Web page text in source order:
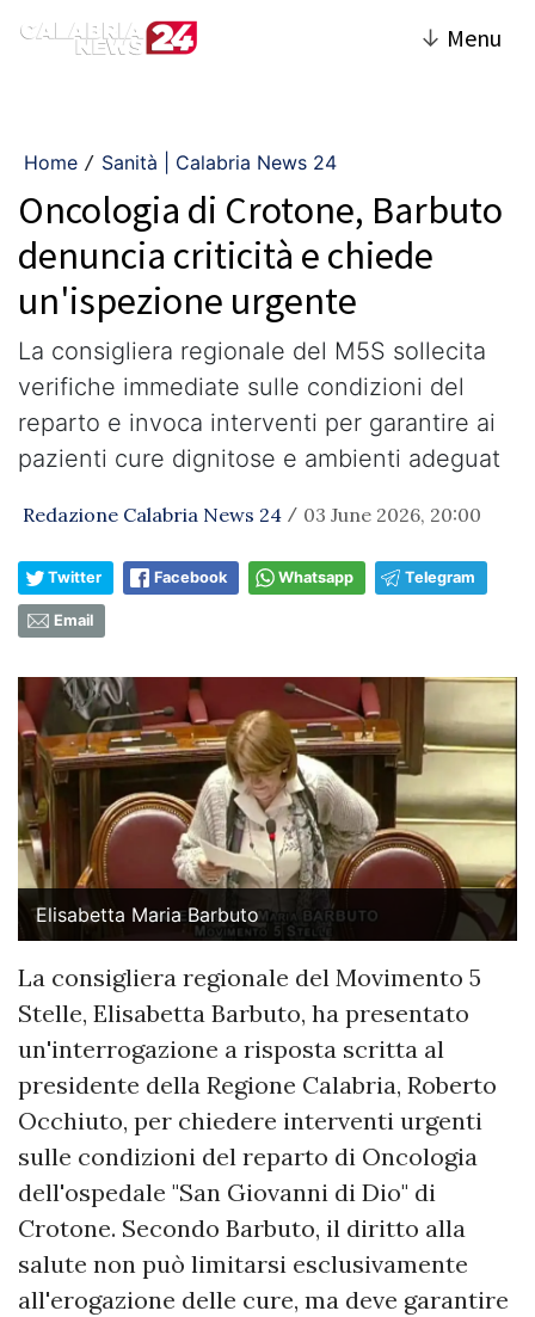
↓ Menu
Home / Sanità | Calabria News 24
Oncologia di Crotone, Barbuto
denuncia criticità e chiede
un'ispezione urgente
La consigliera regionale del M5S sollecita
verifiche immediate sulle condizioni del
reparto e invoca interventi per garantire ai
pazienti cure dignitose e ambienti adeguat
Redazione Calabria News 24 / 03 June 2026, 20:00
Twitter Facebook Whatsapp Telegram
Email
Elisabetta Maria Barbuto
La consigliera regionale del Movimento 5
Stelle, Elisabetta Barbuto, ha presentato
un'interrogazione a risposta scritta al
presidente della Regione Calabria, Roberto
Occhiuto, per chiedere interventi urgenti
sulle condizioni del reparto di Oncologia
dell'ospedale "San Giovanni di Dio" di
Crotone. Secondo Barbuto, il diritto alla
salute non può limitarsi esclusivamente
all'erogazione delle cure, ma deve garantire